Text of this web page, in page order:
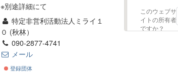
このウェブサ
イトの所有者
ですか？
※別途詳細にて
特定非営利活動法人ミライ１
０ (秋林）
090-2877-4741
メール
登録団体